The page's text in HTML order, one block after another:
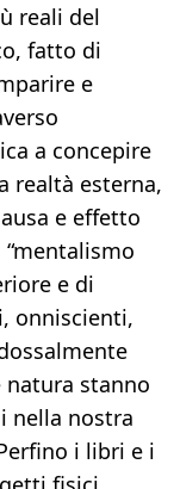
reali del
fatto di
e
a concepire
realtà esterna,
e effetto
e di
onniscienti,
natura stanno
nella nostra
i libri e i